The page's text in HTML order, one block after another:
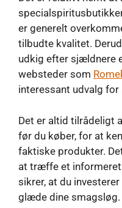
er generelt
tilbudte kvalitet.
udkig efter sjældnere
websteder som
interessant udvalg
Det er altid tilrådeligt
før du køber, for at
faktiske produkter.
at træffe et
sikrer, at du
glæde dine smagsløg.